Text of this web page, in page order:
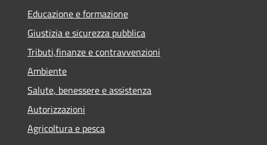
Educazione e formazione
Giustizia e sicurezza pubblica
Tributi,finanze e contravvenzioni
Ambiente
Salute, benessere e assistenza
Autorizzazioni
Agricoltura e pesca